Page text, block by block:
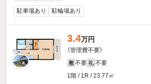
駐車場あり 駐輪場あり
3.4万円
（管理費不要）
敷 不要 礼 不要
1階 / 1R / 23.77㎡